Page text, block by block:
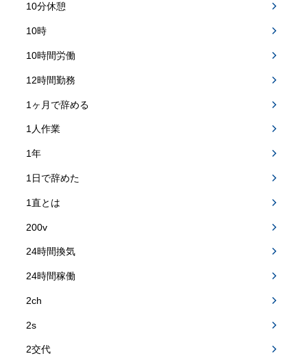
10分休憩
10時
10時間労働
12時間勤務
1ヶ月で辞める
1人作業
1年
1日で辞めた
1直とは
200v
24時間換気
24時間稼働
2ch
2s
2交代